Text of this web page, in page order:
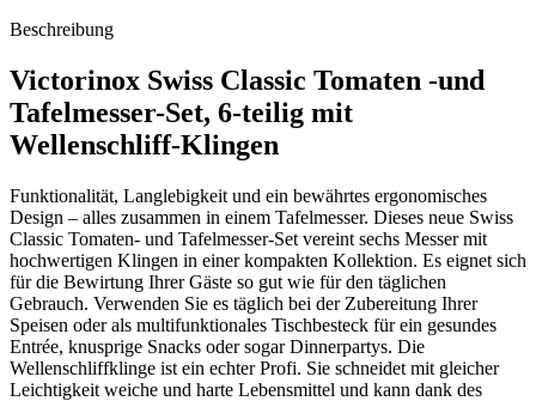
Beschreibung
Victorinox Swiss Classic Tomaten -und
Tafelmesser-Set, 6-teilig mit
Wellenschliff-Klingen
Funktionalität, Langlebigkeit und ein bewährtes ergonomisches
Design – alles zusammen in einem Tafelmesser. Dieses neue Swiss
Classic Tomaten- und Tafelmesser-Set vereint sechs Messer mit
hochwertigen Klingen in einer kompakten Kollektion. Es eignet sich
für die Bewirtung Ihrer Gäste so gut wie für den täglichen
Gebrauch. Verwenden Sie es täglich bei der Zubereitung Ihrer
Speisen oder als multifunktionales Tischbesteck für ein gesundes
Entrée, knusprige Snacks oder sogar Dinnerpartys. Die
Wellenschliffklinge ist ein echter Profi. Sie schneidet mit gleicher
Leichtigkeit weiche und harte Lebensmittel und kann dank des